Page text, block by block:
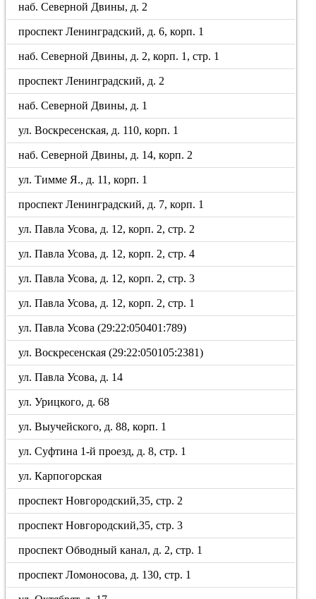
наб. Северной Двины, д. 2
проспект Ленинградский, д. 6, корп. 1
наб. Северной Двины, д. 2, корп. 1, стр. 1
проспект Ленинградский, д. 2
наб. Северной Двины, д. 1
ул. Воскресенская, д. 110, корп. 1
наб. Северной Двины, д. 14, корп. 2
ул. Тимме Я., д. 11, корп. 1
проспект Ленинградский, д. 7, корп. 1
ул. Павла Усова, д. 12, корп. 2, стр. 2
ул. Павла Усова, д. 12, корп. 2, стр. 4
ул. Павла Усова, д. 12, корп. 2, стр. 3
ул. Павла Усова, д. 12, корп. 2, стр. 1
ул. Павла Усова (29:22:050401:789)
ул. Воскресенская (29:22:050105:2381)
ул. Павла Усова, д. 14
ул. Урицкого, д. 68
ул. Выучейского, д. 88, корп. 1
ул. Суфтина 1-й проезд, д. 8, стр. 1
ул. Карпогорская
проспект Новгородский,35, стр. 2
проспект Новгородский,35, стр. 3
проспект Обводный канал, д. 2, стр. 1
проспект Ломоносова, д. 130, стр. 1